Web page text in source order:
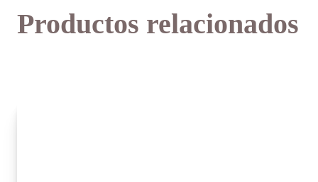
Productos relacionados